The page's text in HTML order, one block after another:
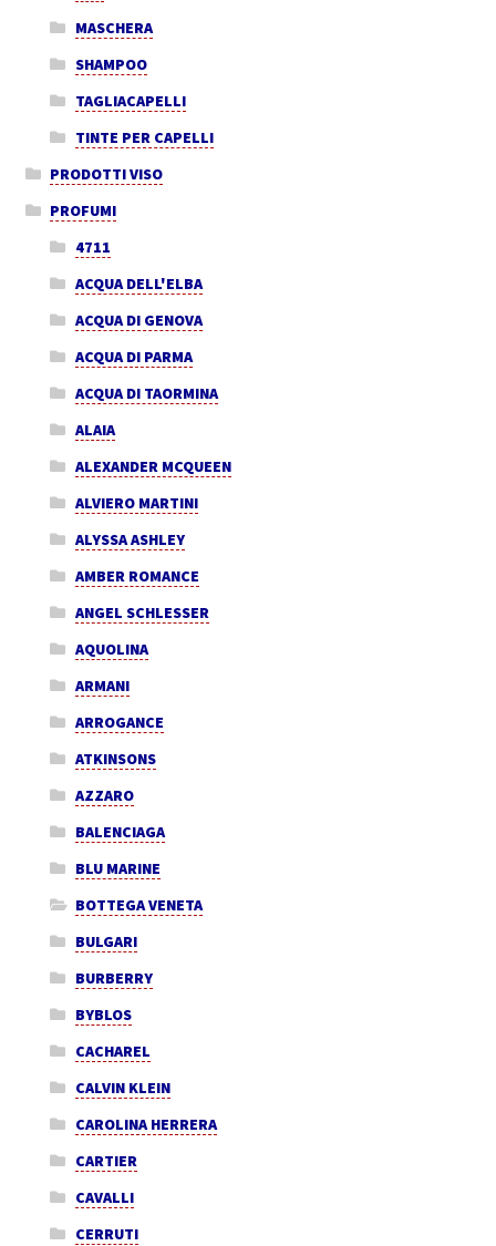
MASCHERA
SHAMPOO
TAGLIACAPELLI
TINTE PER CAPELLI
PRODOTTI VISO
PROFUMI
4711
ACQUA DELL'ELBA
ACQUA DI GENOVA
ACQUA DI PARMA
ACQUA DI TAORMINA
ALAIA
ALEXANDER MCQUEEN
ALVIERO MARTINI
ALYSSA ASHLEY
AMBER ROMANCE
ANGEL SCHLESSER
AQUOLINA
ARMANI
ARROGANCE
ATKINSONS
AZZARO
BALENCIAGA
BLU MARINE
BOTTEGA VENETA
BULGARI
BURBERRY
BYBLOS
CACHAREL
CALVIN KLEIN
CAROLINA HERRERA
CARTIER
CAVALLI
CERRUTI